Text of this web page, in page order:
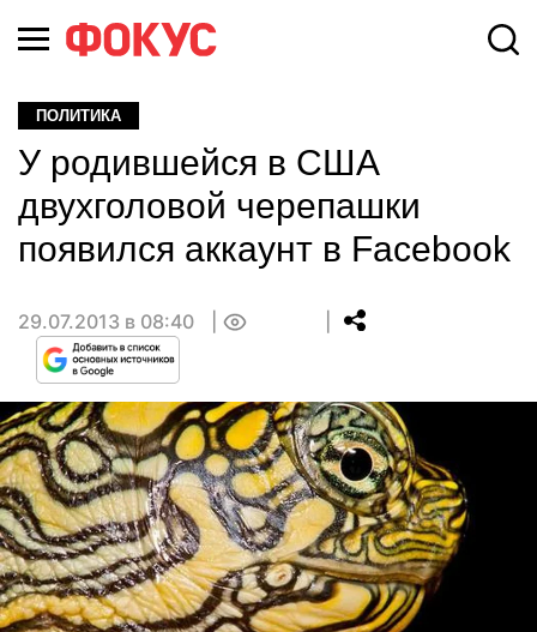
ПОЛИТИКА
У родившейся в США
двухголовой черепашки
появился аккаунт в Facebook
29.07.2013 в 08:40